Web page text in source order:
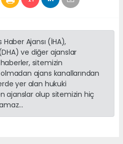
Ajansı (İHA),
ve diğer ajanslar
sitemizin
ajans kanallarından
yer alan hukuki
ajanslar olup sitemizin hiç